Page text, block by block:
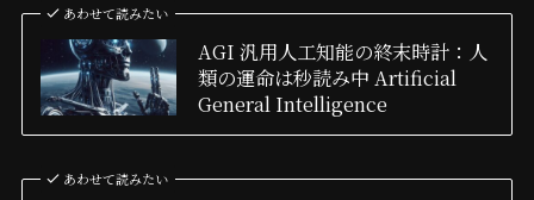
あわせて読みたい
AGI 汎用人工知能の終末時計：人
類の運命は秒読み中 Artificial
General Intelligence
あわせて読みたい